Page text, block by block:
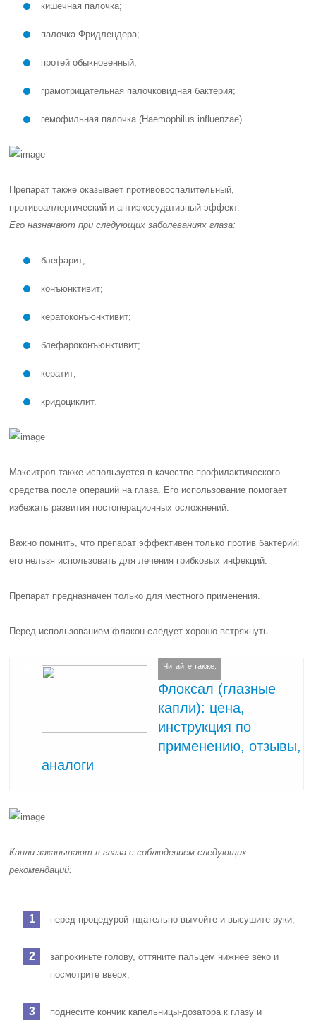
кишечная палочка;
палочка Фридлендера;
протей обыкновенный;
грамотрицательная палочковидная бактерия;
гемофильная палочка (Haemophilus influenzae).
Препарат также оказывает противовоспалительный,
противоаллергический и антиэкссудативный эффект.
Его назначают при следующих заболеваниях глаза:
блефарит;
конъюнктивит;
кератоконъюнктивит;
блефароконъюнктивит;
кератит;
кридоциклит.
Макситрол также используется в качестве профилактического
средства после операций на глаза. Его использование помогает
избежать развития постоперационных осложнений.
Важно помнить, что препарат эффективен только против бактерий:
его нельзя использовать для лечения грибковых инфекций.
Препарат предназначен только для местного применения.
Перед использованием флакон следует хорошо встряхнуть.
Читайте также:
Флоксал (глазные
капли): цена,
инструкция по
применению, отзывы,
аналоги
Капли закапывают в глаза с соблюдением следующих
рекомендаций:
перед процедурой тщательно вымойте и высушите руки;
запрокиньте голову, оттяните пальцем нижнее веко и
посмотрите вверх;
поднесите кончик капельницы-дозатора к глазу и